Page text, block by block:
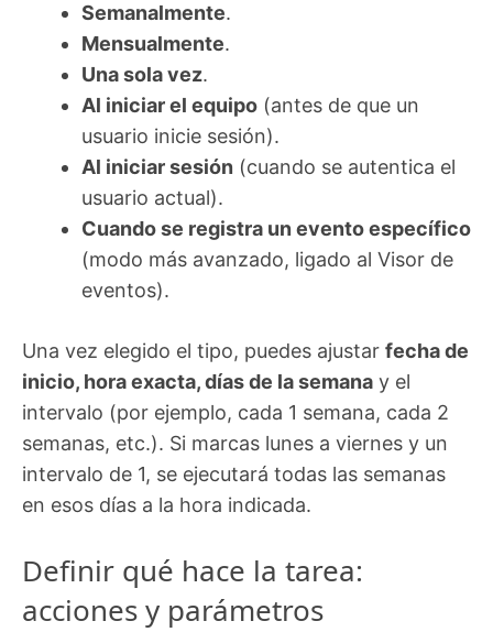
Semanalmente.
Mensualmente.
Una sola vez.
Al iniciar el equipo (antes de que un
usuario inicie sesión).
Al iniciar sesión (cuando se autentica el
usuario actual).
Cuando se registra un evento específico
(modo más avanzado, ligado al Visor de
eventos).
Una vez elegido el tipo, puedes ajustar fecha de
inicio, hora exacta, días de la semana y el
intervalo (por ejemplo, cada 1 semana, cada 2
semanas, etc.). Si marcas lunes a viernes y un
intervalo de 1, se ejecutará todas las semanas
en esos días a la hora indicada.
Definir qué hace la tarea:
acciones y parámetros